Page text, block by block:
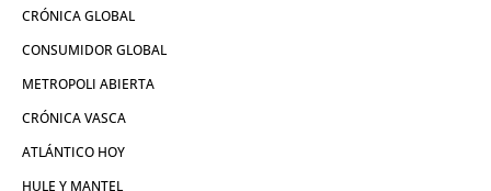
CRÓNICA GLOBAL
CONSUMIDOR GLOBAL
METROPOLI ABIERTA
CRÓNICA VASCA
ATLÁNTICO HOY
HULE Y MANTEL